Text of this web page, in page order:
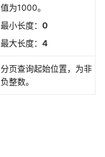
值为1000。
最小长度： 0
最大长度： 4
分页查询起始位置，为非
负整数。